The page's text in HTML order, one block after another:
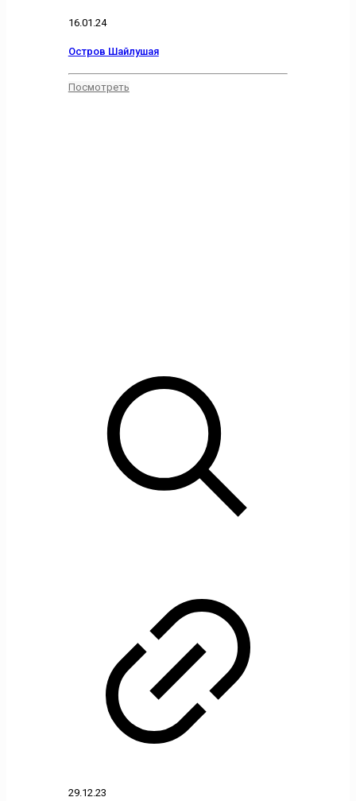
16.01.24
Остров Шайлушая
Посмотреть
29.12.23